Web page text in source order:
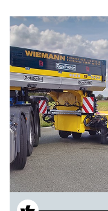
FLUGZEUGBERGESYSTEME
DEFENSE AIRPORT